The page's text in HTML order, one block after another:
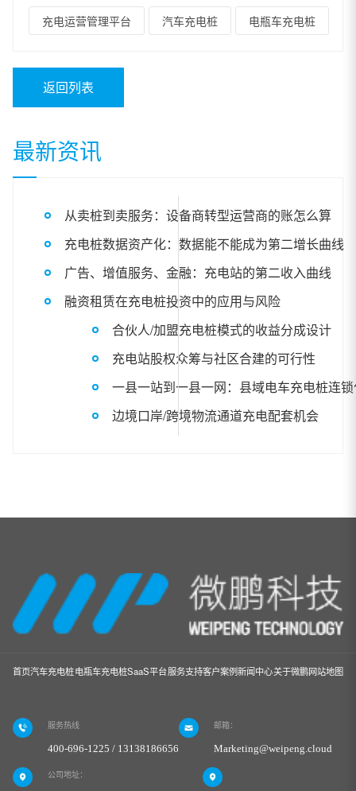
充电运营管理平台 汽车充电桩 电瓶车充电桩
返回列表
最新资讯
从卖桩到卖服务：设备商转型运营商的账怎么算
充电桩数据资产化：数据能不能成为第二增长曲线
广告、增值服务、金融：充电站的第二收入曲线
融资租赁在充电桩投资中的应用与风险
合伙人/加盟充电桩模式的收益分成设计
充电站股权众筹与社区合建的可行性
一县一站到一县一网：县域电车充电桩连
边境口岸/跨境物流通道充电配套机会
首页汽车充电桩电瓶车充电桩SaaS平台服务支持客户案例新闻中心关于微鹏网站地图
服务热线
400-696-1225 / 13138186656
邮箱：
Marketing@weipeng.cloud
公司地址：